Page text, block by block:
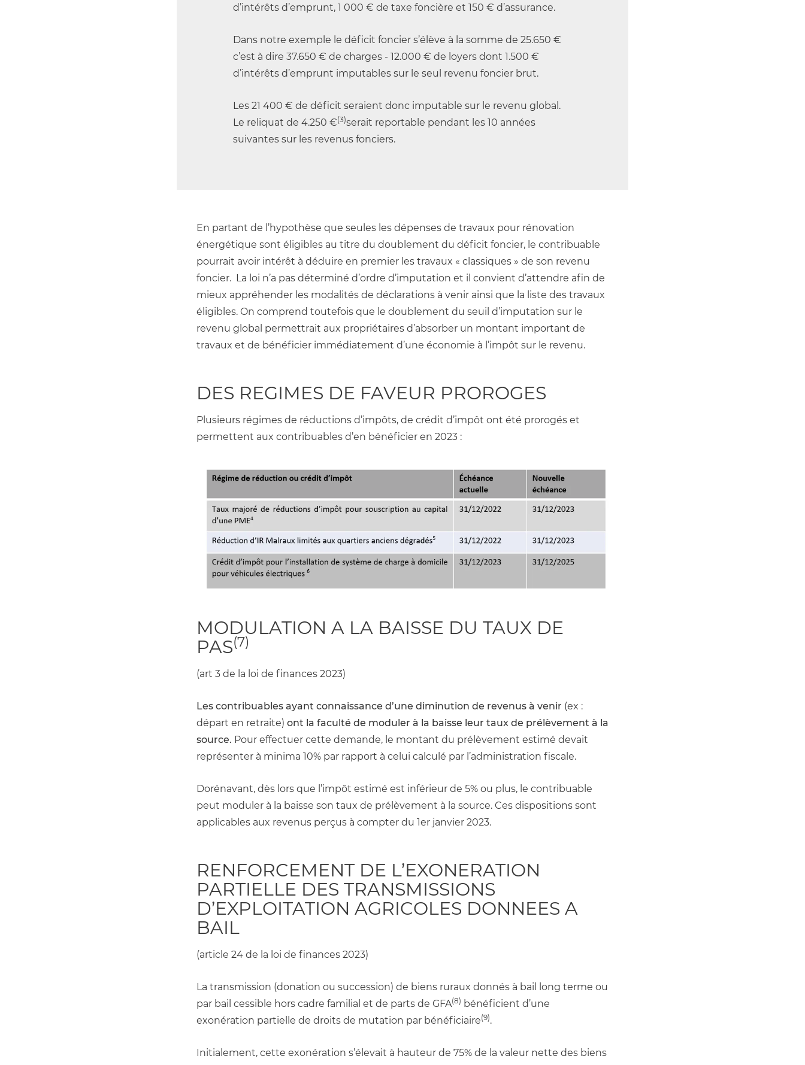
d’intérêts d’emprunt, 1 000 € de taxe foncière et 150 € d’assurance.
Dans notre exemple le déficit foncier s’élève à la somme de 25.650 €
c’est à dire 37.650 € de charges - 12.000 € de loyers dont 1.500 €
d’intérêts d’emprunt imputables sur le seul revenu foncier brut.
Les 21 400 € de déficit seraient donc imputable sur le revenu global.
Le reliquat de 4.250 €(3)serait reportable pendant les 10 années
suivantes sur les revenus fonciers.
En partant de l’hypothèse que seules les dépenses de travaux pour rénovation
énergétique sont éligibles au titre du doublement du déficit foncier, le contribuable
pourrait avoir intérêt à déduire en premier les travaux « classiques » de son revenu
foncier.  La loi n’a pas déterminé d’ordre d’imputation et il convient d’attendre afin de
mieux appréhender les modalités de déclarations à venir ainsi que la liste des travaux
éligibles. On comprend toutefois que le doublement du seuil d’imputation sur le
revenu global permettrait aux propriétaires d’absorber un montant important de
travaux et de bénéficier immédiatement d’une économie à l’impôt sur le revenu.
DES REGIMES DE FAVEUR PROROGES
Plusieurs régimes de réductions d’impôts, de crédit d’impôt ont été prorogés et
permettent aux contribuables d’en bénéficier en 2023 :
MODULATION A LA BAISSE DU TAUX DE
PAS(7)
(art 3 de la loi de finances 2023)
Les contribuables ayant connaissance d’une diminution de revenus à venir (ex :
départ en retraite) ont la faculté de moduler à la baisse leur taux de prélèvement à la
source. Pour effectuer cette demande, le montant du prélèvement estimé devait
représenter à minima 10% par rapport à celui calculé par l’administration fiscale.
Dorénavant, dès lors que l’impôt estimé est inférieur de 5% ou plus, le contribuable
peut moduler à la baisse son taux de prélèvement à la source. Ces dispositions sont
applicables aux revenus perçus à compter du 1er janvier 2023.
RENFORCEMENT DE L’EXONERATION
PARTIELLE DES TRANSMISSIONS
D’EXPLOITATION AGRICOLES DONNEES A
BAIL
(article 24 de la loi de finances 2023)
La transmission (donation ou succession) de biens ruraux donnés à bail long terme ou
par bail cessible hors cadre familial et de parts de GFA(8) bénéficient d’une
exonération partielle de droits de mutation par bénéficiaire(9).
Initialement, cette exonération s’élevait à hauteur de 75% de la valeur nette des biens